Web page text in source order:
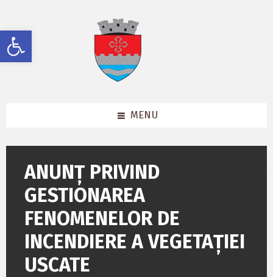
Deschide bara de unelte
content
left
sidebar
footer
MENU
ANUNȚ PRIVIND
GESTIONAREA
FENOMENELOR DE
INCENDIERE A VEGETAȚIEI
USCATE